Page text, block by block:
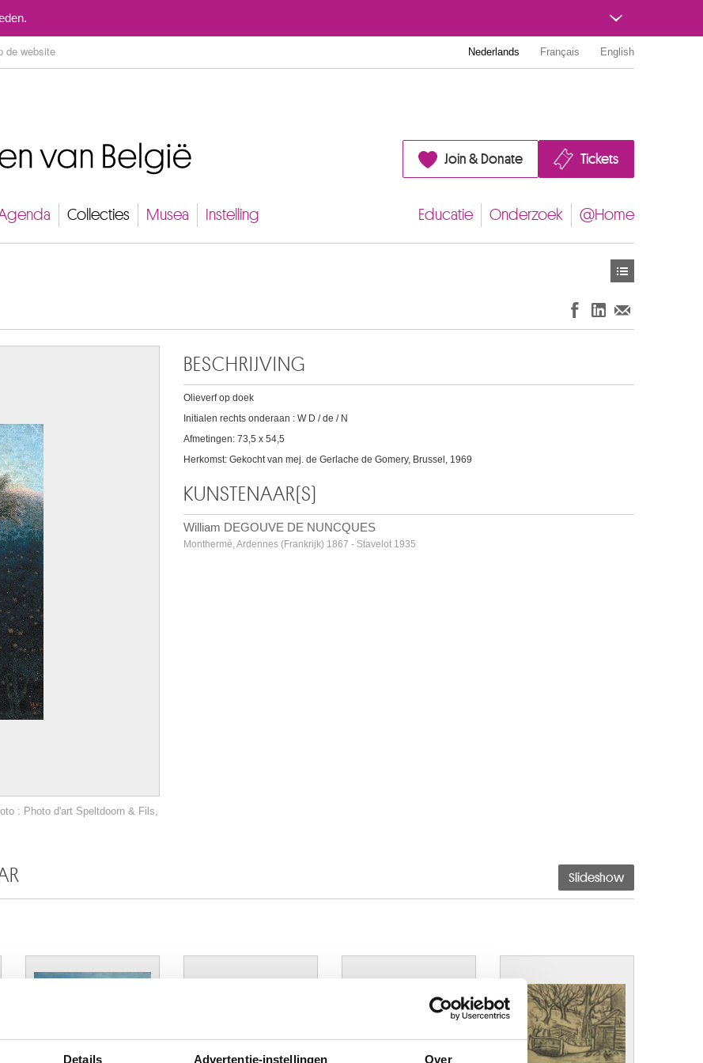
Details Advertentie-instellingen Over
Nederlands Français English
Join & Donate Tickets
Collecties Musea Instelling Educatie Onderzoek @Home
: Photo d'art Speltdoorn & Fils,
BESCHRIJVING
Olieverf op doek
Initialen rechts onderaan : W D / de / N
Afmetingen: 73,5 x 54,5
Herkomst: Gekocht van mej. de Gerlache de Gomery, Brussel, 1969
KUNSTENAAR(S)
William DEGOUVE DE NUNCQUES
Monthermé, Ardennes (Frankrijk) 1867 - Stavelot 1935
Slideshow